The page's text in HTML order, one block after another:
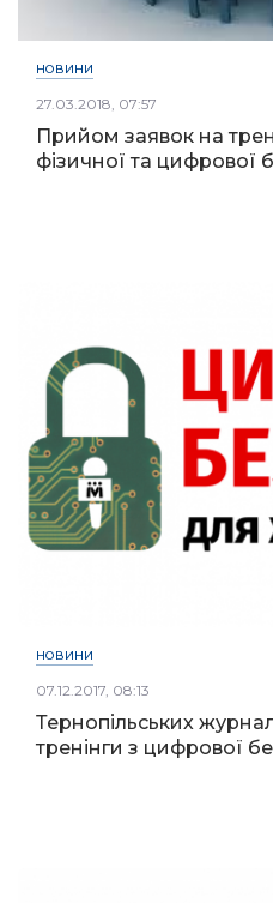
НОВИНИ
27.03.2018, 07:57
Прийом заявок на
фізичної та цифрової
НОВИНИ
07.12.2017, 08:13
Тернопільських
тренінги з цифрової